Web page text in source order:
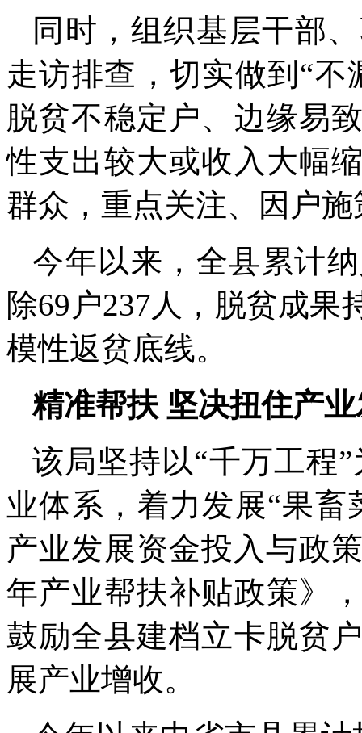
同时，组织基层干部
走访排查，切实做到“
脱贫不稳定户、边缘易
性支出较大或收入大幅
群众，重点关注、因户施
今年以来，全县累计
除69户237人，脱贫成果
模性返贫底线。
精准帮扶 坚决扭住产
该局坚持以“千万工程
业体系，着力发展“果
产业发展资金投入与政
年产业帮扶补贴政策》
鼓励全县建档立卡脱贫
展产业增收。